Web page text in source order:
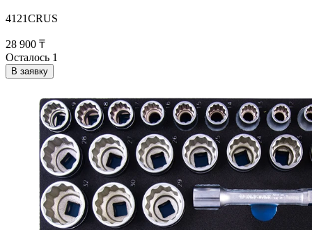
4121CRUS
28 900 ₸
Осталось 1
В заявку